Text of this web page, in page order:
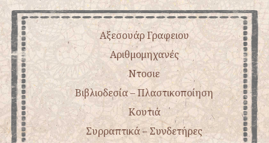
Αξεσουάρ Γραφειου
Αριθμομηχανές
Ντοσιε
Βιβλιοδεσία – Πλαστικοποίηση
Κουτιά
Συρραπτικά – Συνδετήρες